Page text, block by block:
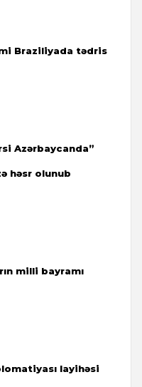
Braziliyada tədris
Azərbaycanda”
həsr olunub
milli bayramı
layihəsi